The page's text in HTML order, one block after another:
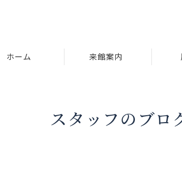
ホーム 来館案内
スタッフのブロ